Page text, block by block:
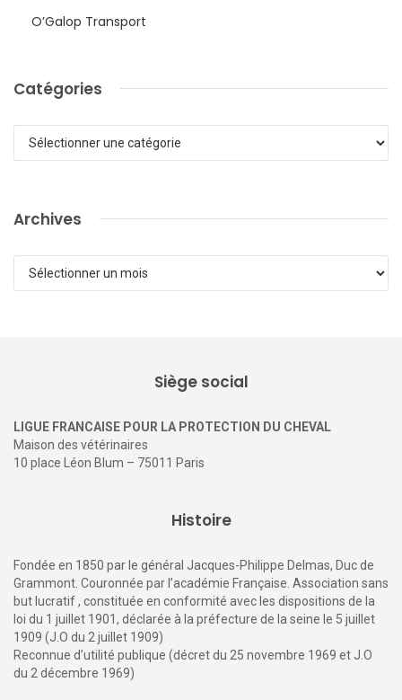
O’Galop Transport
Catégories
Archives
Siège social
LIGUE FRANCAISE POUR LA PROTECTION DU CHEVAL
Maison des vétérinaires
10 place Léon Blum – 75011 Paris
Histoire
Fondée en 1850 par le général Jacques-Philippe Delmas, Duc de
Grammont. Couronnée par l’académie Française. Association sans
but lucratif , constituée en conformité avec les dispositions de la
loi du 1 juillet 1901, déclarée à la préfecture de la seine le 5 juillet
1909 (J.O du 2 juillet 1909)
Reconnue d’utilité publique (décret du 25 novembre 1969 et J.O
du 2 décembre 1969)